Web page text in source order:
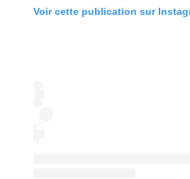
Voir cette publication sur